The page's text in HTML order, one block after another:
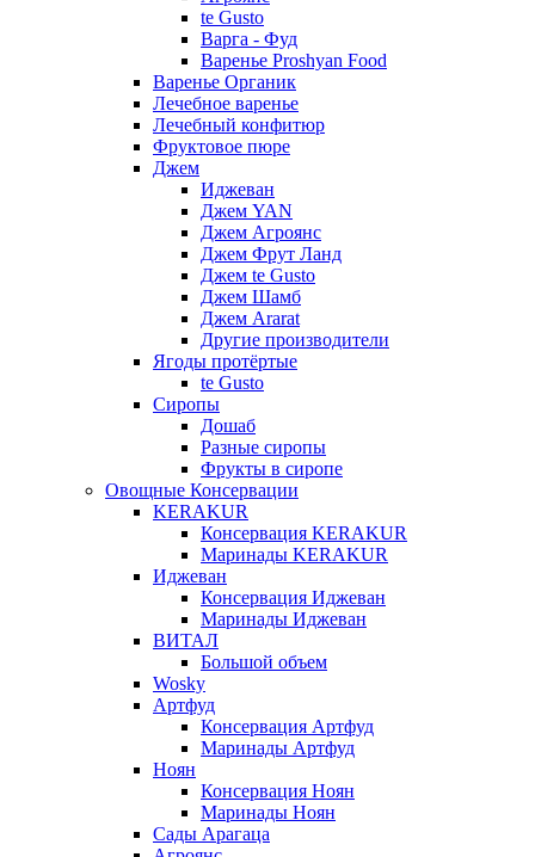
te Gusto
Варга - Фуд
Варенье Proshyan Food
Варенье Органик
Лечебное варенье
Лечебный конфитюр
Фруктовое пюре
Джем
Иджеван
Джем YAN
Джем Агроянс
Джем Фрут Ланд
Джем te Gusto
Джем Шамб
Джем Ararat
Другие производители
Ягоды протёртые
te Gusto
Сиропы
Дошаб
Разные сиропы
Фрукты в сиропе
Овощные Консервации
KERAKUR
Консервация KERAKUR
Маринады KERAKUR
Иджеван
Консервация Иджеван
Маринады Иджеван
ВИТАЛ
Большой объем
Wosky
Артфуд
Консервация Артфуд
Маринады Артфуд
Ноян
Консервация Ноян
Маринады Ноян
Сады Арагаца